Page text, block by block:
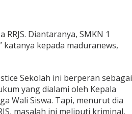
Diantaranya, SMKN 1
katanya kepada maduranews,
Sekolah ini berperan sebagai
yang dialami oleh Kepala
Wali Siswa. Tapi, menurut dia
masalah ini meliputi kriminal,